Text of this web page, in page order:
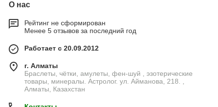
О нас
Рейтинг не сформирован
Менее 5 отзывов за последний год
Работает с 20.09.2012
г. Алматы
Браслеты, чётки, амулеты, фен-шуй , эзотерические
товары, минералы. Астролог. ул. Айманова, 218. ,
Алматы, Казахстан